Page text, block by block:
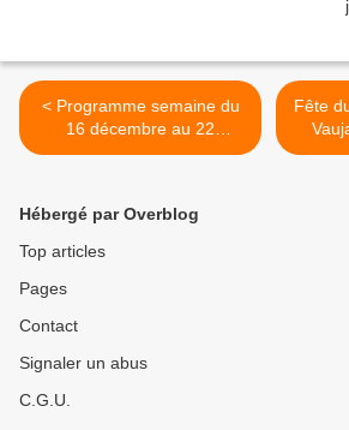
< Programme semaine du
16 décembre au 22
décembre
Fête
Hébergé par Overblog
Top articles
Pages
Contact
Signaler un abus
C.G.U.